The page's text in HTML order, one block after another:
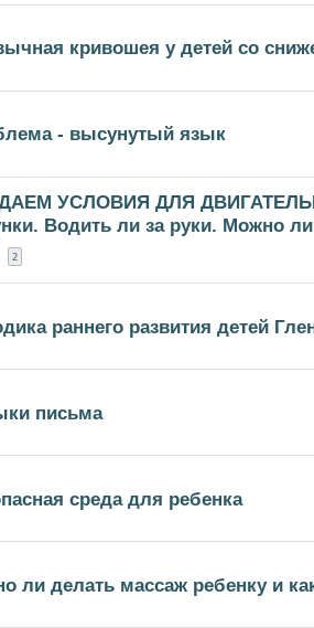
кривошея у детей со
- высунутый язык
УСЛОВИЯ ДЛЯ
Водить ли за руки. Можно
2
раннего развития детей
письма
среда для ребенка
ли делать массаж ребенку и